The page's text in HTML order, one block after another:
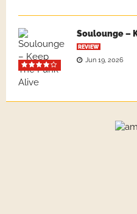
Soulounge –
REVIEW
Jun 19, 2026